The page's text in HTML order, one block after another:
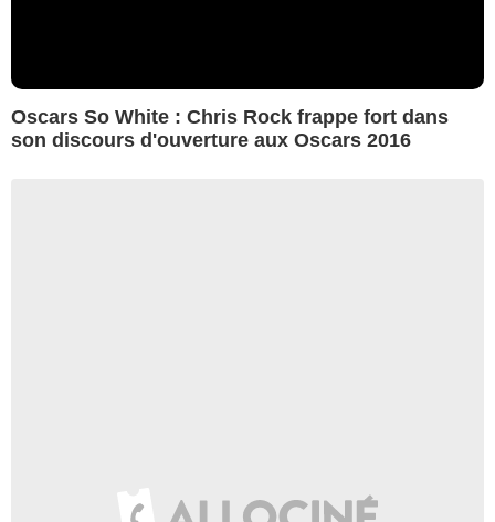
Oscars So White : Chris Rock frappe fort dans
son discours d'ouverture aux Oscars 2016